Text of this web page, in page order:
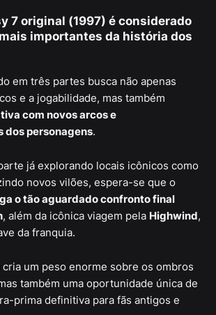
7 original (1997) é considerado
importantes da história dos
em três partes busca não apenas
e a jogabilidade, mas também
com novos arcos e
dos personagens.
já explorando locais icônicos como
novos vilões, espera-se que o
o tão aguardado confronto final
, além da icônica viagem pela Highwind,
da franquia.
cria um peso enorme sobre os ombros
também uma oportunidade única de
prima definitiva para fãs antigos e